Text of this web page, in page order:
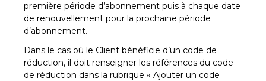
première période d’abonnement puis à chaque date
de renouvellement pour la prochaine période
d’abonnement.
Dans le cas où le Client bénéficie d’un code de
réduction, il doit renseigner les références du code
de réduction dans la rubrique « Ajouter un code